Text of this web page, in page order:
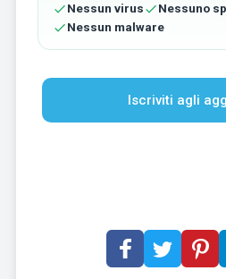
Nessun virus
Nessuno
Nessun malware
Iscriviti agli